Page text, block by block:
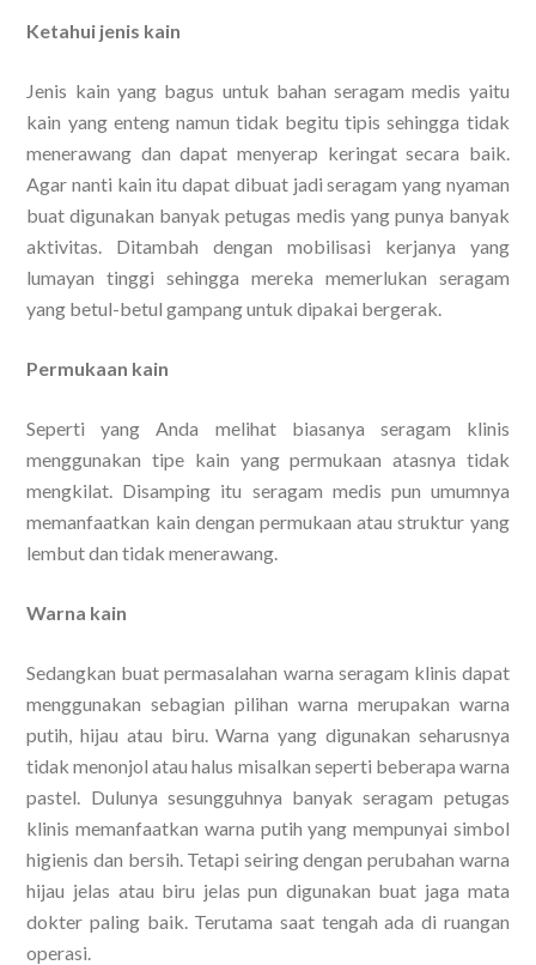
Ketahui jenis kain
Jenis kain yang bagus untuk bahan seragam medis yaitu
kain yang enteng namun tidak begitu tipis sehingga tidak
menerawang dan dapat menyerap keringat secara baik.
Agar nanti kain itu dapat dibuat jadi seragam yang nyaman
buat digunakan banyak petugas medis yang punya banyak
aktivitas. Ditambah dengan mobilisasi kerjanya yang
lumayan tinggi sehingga mereka memerlukan seragam
yang betul-betul gampang untuk dipakai bergerak.
Permukaan kain
Seperti yang Anda melihat biasanya seragam klinis
menggunakan tipe kain yang permukaan atasnya tidak
mengkilat. Disamping itu seragam medis pun umumnya
memanfaatkan kain dengan permukaan atau struktur yang
lembut dan tidak menerawang.
Warna kain
Sedangkan buat permasalahan warna seragam klinis dapat
menggunakan sebagian pilihan warna merupakan warna
putih, hijau atau biru. Warna yang digunakan seharusnya
tidak menonjol atau halus misalkan seperti beberapa warna
pastel. Dulunya sesungguhnya banyak seragam petugas
klinis memanfaatkan warna putih yang mempunyai simbol
higienis dan bersih. Tetapi seiring dengan perubahan warna
hijau jelas atau biru jelas pun digunakan buat jaga mata
dokter paling baik. Terutama saat tengah ada di ruangan
operasi.